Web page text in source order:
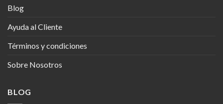
Blog
Ayuda al Cliente
Términos y condiciones
Sobre Nosotros
BLOG